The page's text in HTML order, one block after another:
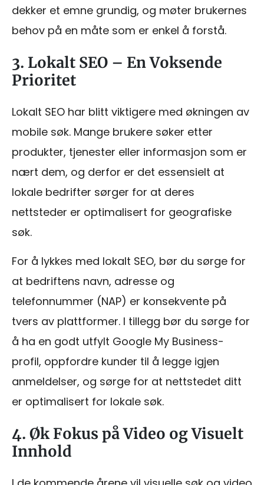
dekker et emne grundig, og møter brukernes
behov på en måte som er enkel å forstå.
3. Lokalt SEO – En Voksende
Prioritet
Lokalt SEO har blitt viktigere med økningen av
mobile søk. Mange brukere søker etter
produkter, tjenester eller informasjon som er
nært dem, og derfor er det essensielt at
lokale bedrifter sørger for at deres
nettsteder er optimalisert for geografiske
søk.
For å lykkes med lokalt SEO, bør du sørge for
at bedriftens navn, adresse og
telefonnummer (NAP) er konsekvente på
tvers av plattformer. I tillegg bør du sørge for
å ha en godt utfylt Google My Business-
profil, oppfordre kunder til å legge igjen
anmeldelser, og sørge for at nettstedet ditt
er optimalisert for lokale søk.
4. Øk Fokus på Video og Visuelt
Innhold